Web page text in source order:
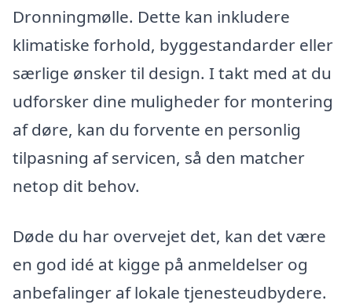
Dronningmølle. Dette kan inkludere
klimatiske forhold, byggestandarder eller
særlige ønsker til design. I takt med at du
udforsker dine muligheder for montering
af døre, kan du forvente en personlig
tilpasning af servicen, så den matcher
netop dit behov.
Døde du har overvejet det, kan det være
en god idé at kigge på anmeldelser og
anbefalinger af lokale tjenesteudbydere.